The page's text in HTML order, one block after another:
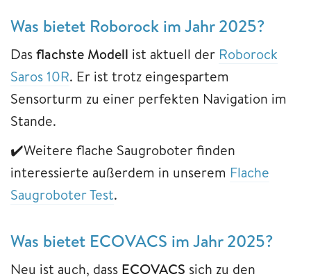
Was bietet Roborock im Jahr 2025?
Dasflachste Modell ist aktuell der Roborock
Saros 10R. Er ist trotz eingespartem
Sensorturm zu einer perfekten Navigation im
Stande.
✔️Weitere flache Saugroboter finden
interessierte außerdem in unserem Flache
Saugroboter Test.
Was bietet ECOVACS im Jahr 2025?
Neu ist auch, dass ECOVACS sich zu den